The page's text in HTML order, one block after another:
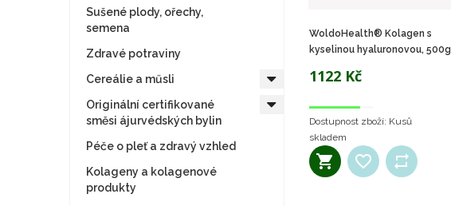
Sušené plody, ořechy,
semena
Zdravé potraviny
Cereálie a műsli
Originální certifikované
směsi ájurvédských bylin
Péče o pleť a zdravý vzhled
Kolageny a kolagenové
produkty
WoldoHealth® Kolagen s
kyselinou hyaluronovou, 500g
1122 Kč
Dostupnost zboží: Kusů
skladem